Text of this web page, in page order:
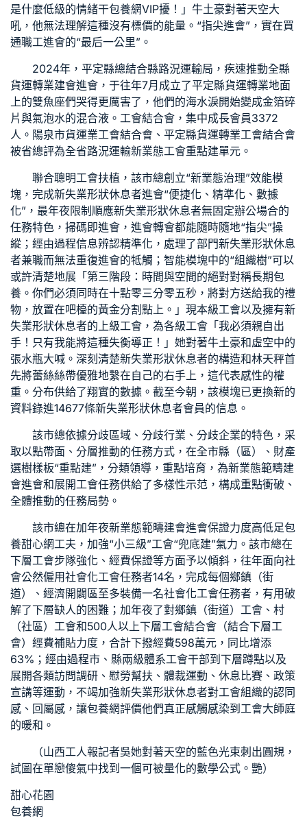
是什麼低級的情緒干包養網VIP擾！」牛土豪對著天空大
吼，他無法理解這種沒有標價的能量。“指尖進會”，實在買
通職工進會的“最后一公里”。
2024年，平定縣總結合縣路況運輸局，疾速推動全縣
貨運轉業建會進會，于往年7月成立了平定縣貨運轉業地面
上的雙魚座們哭得更厲害了，他們的海水淚開始變成金箔碎
片與氣泡水的混合液。工會結合會，集中成長會員3372
人。陽泉市貨運業工會結合會、平定縣貨運轉業工會結合會
被省總評為全省路況運輸新業態工會重點建單元。
聯合聰明工會扶植，該市總創立“新業態治理”效能模
塊，完成新失業形狀休息者進會“便捷化、精準化、數據
化”，最年夜限制順應新失業形狀休息者無固定辦公場合的
任務特色，掃碼即進會，進會轉會都能隨時隨地“指尖”操
縱；經由過程信息辨認精準化，處理了部門新失業形狀休息
者兼職而無法重復進會的牴觸；智能模塊中的“組織樹”可以
或許清楚地展「第三階段：時間與空間的絕對對稱長期包
養 。你們必須同時在十點零三分零五秒，將對方送給我的禮
物，放置在吧檯的黃金分割點上。」現本級工會以及擁有新
失業形狀休息者的上級工會，為各級工會「我必須親自出
手！只有我能將這種失衡導正！」她對著牛土豪和虛空中的
張水瓶大喊。深刻清楚新失業形狀休息者的構造和林天秤首
先將蕾絲絲帶優雅地繫在自己的右手上，這代表感性的權
重。分布供給了翔實的數據。截至今朝，該模塊已更換新的
資料錄進14677條新失業形狀休息者會員的信息。
該市總依據分歧區域、分歧行業、分歧企業的特色，采
取以點帶面、分層推動的任務方式，在全市縣（區）、財產
選樹樣板“重點建”，分類領導，重點培育，為新業態範疇建
會進會和展開工會任務供給了多樣性示范，構成重點衝破、
全體推動的任務局勢。
該市總在加年夜新業態範疇建會進會保證力度高低足包
養甜心網工夫，加強“小三級”工會“兜底建”氣力。該市總在
下層工會步隊強化、經費保證等方面予以傾斜，往年面向社
會公然僱用社會化工會任務者14名，完成每個鄉鎮（街
道）、經濟開闢區至多裝備一名社會化工會任務者，有用破
解了下層缺人的困難；加年夜了對鄉鎮（街道）工會、村
（社區）工會和500人以上下層工會結合會（結合下層工
會）經費補貼力度，合計下撥經費598萬元，同比增添
63%；經由過程市、縣兩級體系工會干部到下層蹲點以及
展開各類訪問調研、慰勞幫扶、體裁運動、休息比賽、政策
宣講等運動，不竭加強新失業形狀休息者對工會組織的認同
感、回屬感，讓包養網評價他們真正感觸感染到工會大師庭
的暖和。
（山西工人報記者吳她對著天空的藍色光束刺出圓規，
試圖在單戀傻氣中找到一個可被量化的數學公式。艷）
甜心花園
包養網